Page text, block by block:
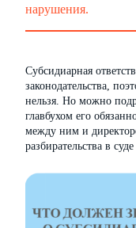
нарушения.
Субсидиарная
законодательства,
нельзя. Но можно
главбухом его
между ним и
разбирательства в